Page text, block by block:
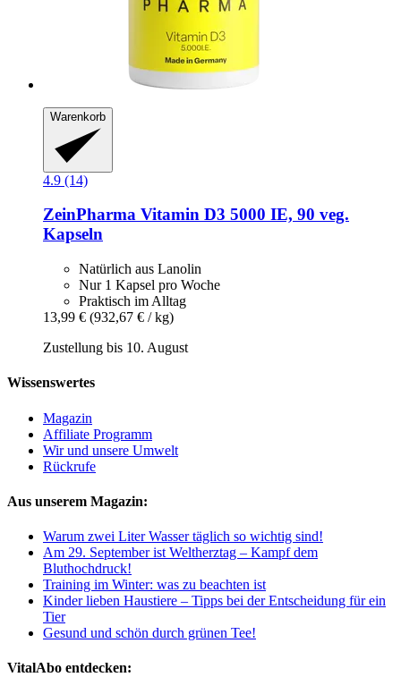
Warenkorb
4.9 (14)
ZeinPharma Vitamin D3 5000 IE, 90 veg.
Kapseln
Natürlich aus Lanolin
Nur 1 Kapsel pro Woche
Praktisch im Alltag
13,99 € (932,67 € / kg)
Zustellung bis 10. August
Wissenswertes
Magazin
Affiliate Programm
Wir und unsere Umwelt
Rückrufe
Aus unserem Magazin:
Warum zwei Liter Wasser täglich so wichtig sind!
Am 29. September ist Weltherztag – Kampf dem
Bluthochdruck!
Training im Winter: was zu beachten ist
Kinder lieben Haustiere – Tipps bei der Entscheidung für ein
Tier
Gesund und schön durch grünen Tee!
VitalAbo entdecken: